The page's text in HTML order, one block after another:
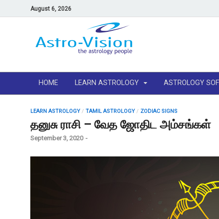
August 6, 2026
HOME LEARN ASTROLOGY ASTROLOGY
LEARN ASTROLOGY / TAMIL ASTROLOGY / ZODIAC SIGNS
தனுசு ராசி – வேத ஜோதிட அம்சங்கள்
September 3, 2020 -